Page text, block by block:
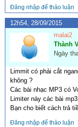
Đăng nhập để thảo luận
12h54, 28/09/2015
malai2
Thành
Ngày
Limmit có phải cắt
không ?
Các bài nhạc MP3 có
Limiter này các bài
Bạn cho biết cách trả
Đăng nhập để thảo luận